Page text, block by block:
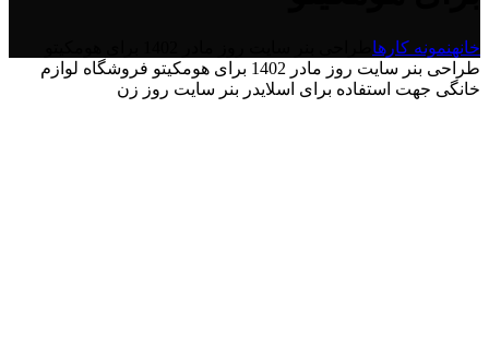
خانهنمونه کارها
طراحی بنر سایت روز مادر 1402 برای هومکیتو فروشگاه لوازم
خانگی جهت استفاده برای اسلایدر بنر سایت روز زن